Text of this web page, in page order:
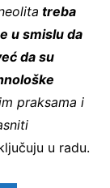
treba
u smislu da
da su
praksama i
u radu.